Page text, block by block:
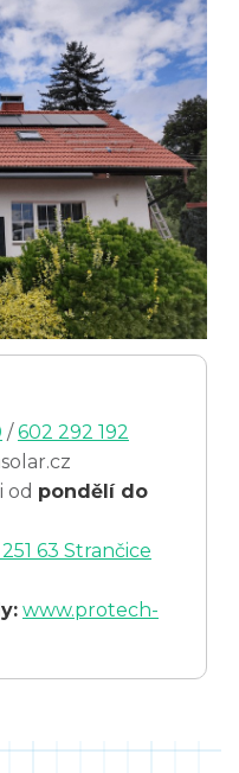
/602 292 192
od pondělí do
63 Strančice
www.protech-